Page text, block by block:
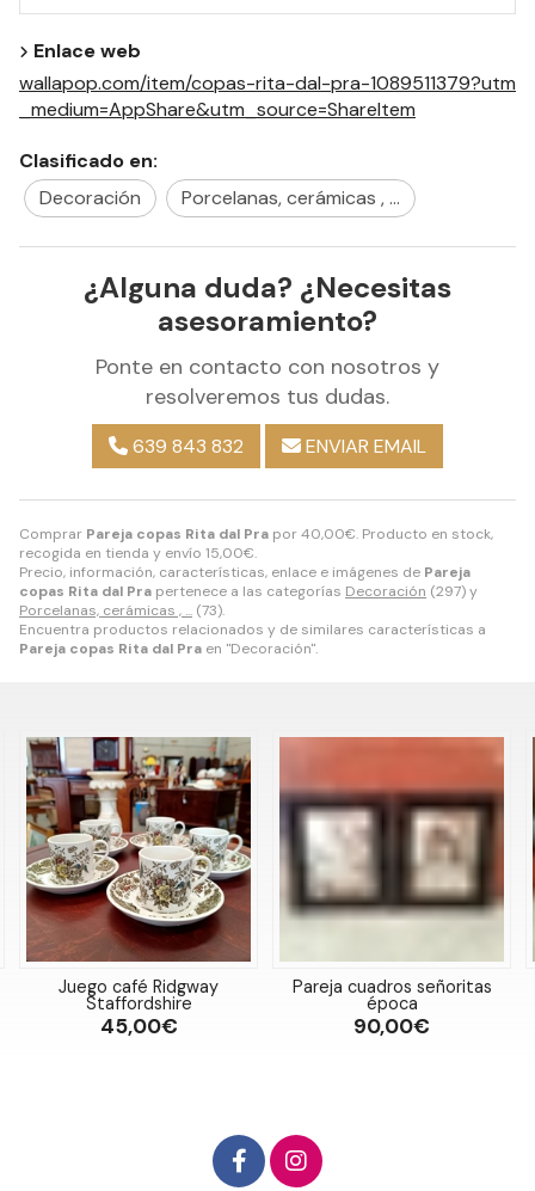
Comprar Pareja copas Rita dal Pra por40,00€. Producto en stock,
recogida en tienda y envío 15,00€.
Precio, información, características, enlace e imágenes de Pareja
copas Rita dal Pra pertenece a las categorías Decoración (297) y
Porcelanas, cerámicas , ... (73).
Encuentra productos relacionados y de similares características a
Pareja copas Rita dal Pra en "Decoración".
Enlace web
wallapop.com/item/copas-rita-dal-pra-1089511379?utm
_medium=AppShare&utm_source=ShareItem
Clasificado en:
Decoración
Porcelanas, cerámicas , ...
¿Alguna duda? ¿Necesitas
asesoramiento?
Ponte en contacto con nosotros y
resolveremos tus dudas.
639 843 832 ENVIAR EMAIL
Juego café Ridgway
Staffordshire
45,00€
Pareja cuadros señoritas
época
90,00€